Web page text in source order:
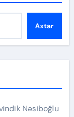
Axtar
Nəsiboğlu